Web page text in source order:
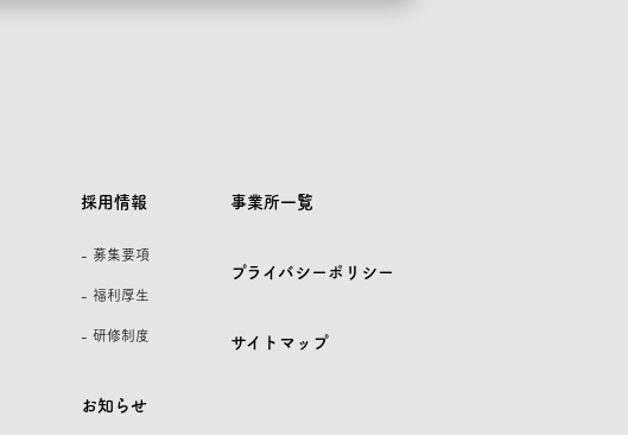
採用情報
- 募集要項
- 福利厚生
- 研修制度
お知らせ
事業所一覧
プライバシーポリシー
サイトマップ